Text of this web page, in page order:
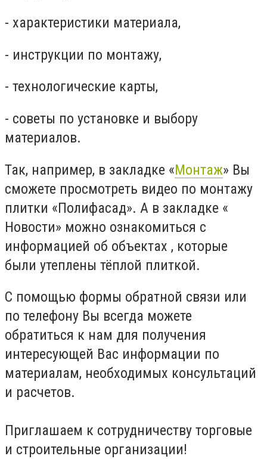
- характеристики материала,
- инструкции по монтажу,
- технологические карты,
- советы по установке и выбору
материалов.
Так, например, в закладке «Монтаж» Вы
сможете просмотреть видео по монтажу
плитки «Полифасад». А в закладке «
Новости» можно ознакомиться с
информацией об объектах , которые
были утеплены тёплой плиткой.
С помощью формы обратной связи или
по телефону Вы всегда можете
обратиться к нам для получения
интересующей Вас информации по
материалам, необходимых консультаций
и расчетов.
Приглашаем к сотрудничеству торговые
и строительные организации!